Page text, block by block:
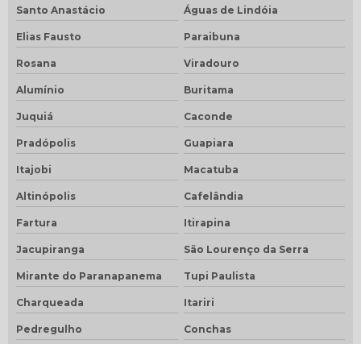
Santo Anastácio Águas de Lindóia
Elias Fausto Paraibuna
Rosana Viradouro
Alumínio Buritama
Juquiá Caconde
Pradópolis Guapiara
Itajobi Macatuba
Altinópolis Cafelândia
Fartura Itirapina
Jacupiranga São Lourenço da Serra
Mirante do Paranapanema Tupi Paulista
Charqueada Itariri
Pedregulho Conchas